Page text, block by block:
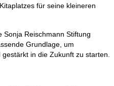
für seine kleineren
Sonja Reischmann Stiftung
Grundlage, um
in die Zukunft zu starten.